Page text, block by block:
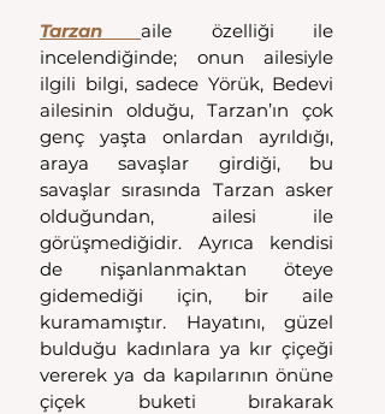
Tarzan aile özelliği ile
incelendiğinde; onun ailesiyle
ilgili bilgi, sadece Yörük, Bedevi
ailesinin olduğu, Tarzan’ın çok
genç yaşta onlardan ayrıldığı,
araya savaşlar girdiği, bu
savaşlar sırasında Tarzan asker
olduğundan, ailesi ile
görüşmediğidir. Ayrıca kendisi
de nişanlanmaktan öteye
gidemediği için, bir aile
kuramamıştır. Hayatını, güzel
bulduğu kadınlara ya kır çiçeği
vererek ya da kapılarının önüne
çiçek buketi bırakarak